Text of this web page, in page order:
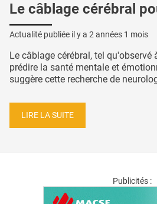
Le câblage cérébral
Actualité publiée il y a 2 années 1 mois
Le câblage cérébral, tel qu'observé
prédire la santé mentale et
suggère cette recherche de
LIRE LA SUITE
Publicités :